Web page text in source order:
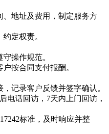
、地址及费用，制定服务方
定权责。
操作规范。
按合同支付报酬。
记录客户反馈并签字确认。
电话回访，7天内上门回访，
标准，及时响应并整